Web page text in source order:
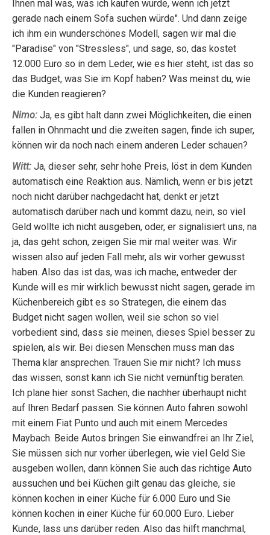
Ihnen mal was, was ich kaufen würde, wenn ich jetzt
gerade nach einem Sofa suchen würde". Und dann zeige
ich ihm ein wunderschönes Modell, sagen wir mal die
"Paradise" von "Stressless", und sage, so, das kostet
12.000 Euro so in dem Leder, wie es hier steht, ist das so
das Budget, was Sie im Kopf haben? Was meinst du, wie
die Kunden reagieren?
Nimo: Ja, es gibt halt dann zwei Möglichkeiten, die einen
fallen in Ohnmacht und die zweiten sagen, finde ich super,
können wir da noch nach einem anderen Leder schauen?
Witt: Ja, dieser sehr, sehr hohe Preis, löst in dem Kunden
automatisch eine Reaktion aus. Nämlich, wenn er bis jetzt
noch nicht darüber nachgedacht hat, denkt er jetzt
automatisch darüber nach und kommt dazu, nein, so viel
Geld wollte ich nicht ausgeben, oder, er signalisiert uns, na
ja, das geht schon, zeigen Sie mir mal weiter was. Wir
wissen also auf jeden Fall mehr, als wir vorher gewusst
haben. Also das ist das, was ich mache, entweder der
Kunde will es mir wirklich bewusst nicht sagen, gerade im
Küchenbereich gibt es so Strategen, die einem das
Budget nicht sagen wollen, weil sie schon so viel
vorbedient sind, dass sie meinen, dieses Spiel besser zu
spielen, als wir. Bei diesen Menschen muss man das
Thema klar ansprechen. Trauen Sie mir nicht? Ich muss
das wissen, sonst kann ich Sie nicht vernünftig beraten.
Ich plane hier sonst Sachen, die nachher überhaupt nicht
auf Ihren Bedarf passen. Sie können Auto fahren sowohl
mit einem Fiat Punto und auch mit einem Mercedes
Maybach. Beide Autos bringen Sie einwandfrei an Ihr Ziel,
Sie müssen sich nur vorher überlegen, wie viel Geld Sie
ausgeben wollen, dann können Sie auch das richtige Auto
aussuchen und bei Küchen gilt genau das gleiche, sie
können kochen in einer Küche für 6.000 Euro und Sie
können kochen in einer Küche für 60.000 Euro. Lieber
Kunde, lass uns darüber reden. Also das hilft manchmal,